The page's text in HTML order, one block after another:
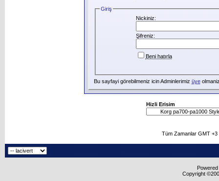
Giriş
Nickiniz:
Şifreniz:
Beni hatırla
Bu sayfayi görebilmeniz icin Adminlerimiz üye
Hizli Erisim
Tüm Zamanlar GMT
Copyright